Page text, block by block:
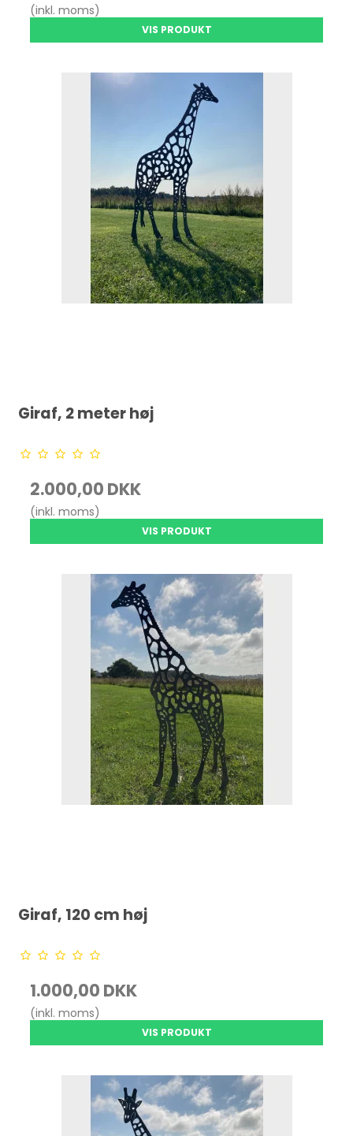
(inkl. moms)
VIS PRODUKT
Giraf, 2 meter høj
2.000,00 DKK
(inkl. moms)
VIS PRODUKT
Giraf, 120 cm høj
1.000,00 DKK
(inkl. moms)
VIS PRODUKT